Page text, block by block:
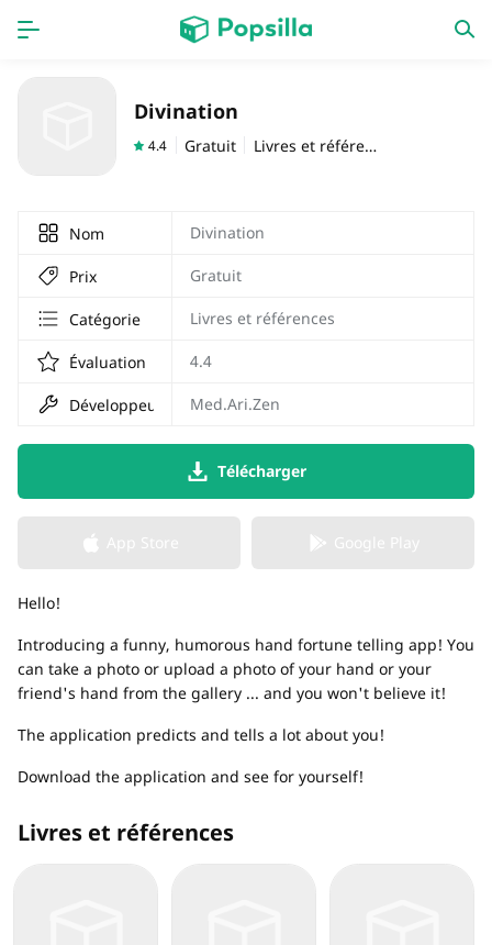
Derniers ajouts
Divination
4.4 Gratuit Livres et références
Nom Divination
Prix Gratuit
Catégorie Livres et références
Évaluation 4.4
Développeur Med.Ari.Zen
Télécharger
Hello!
Introducing a funny, humorous hand fortune telling app! You
can take a photo or upload a photo of your hand or your
friend's hand from the gallery ... and you won't believe it!
The application predicts and tells a lot about you!
Download the application and see for yourself!
Livres et références